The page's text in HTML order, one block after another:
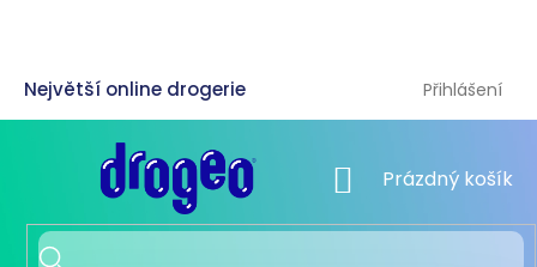
Přihlášení
NÁKUPNÍ KOŠÍK
Prázdný košík